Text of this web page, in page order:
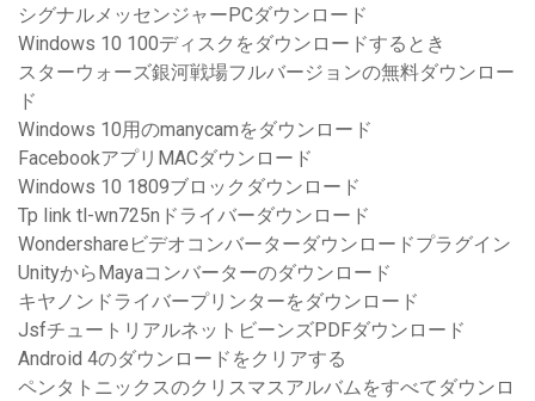
シグナルメッセンジャーPCダウンロード
Windows 10 100ディスクをダウンロードするとき
スターウォーズ銀河戦場フルバージョンの無料ダウンロー
ド
Windows 10用のmanycamをダウンロード
FacebookアプリMACダウンロード
Windows 10 1809ブロックダウンロード
Tp link tl-wn725nドライバーダウンロード
Wondershareビデオコンバーターダウンロードプラグイン
UnityからMayaコンバーターのダウンロード
キヤノンドライバープリンターをダウンロード
JsfチュートリアルネットビーンズPDFダウンロード
Android 4のダウンロードをクリアする
ペンタトニックスのクリスマスアルバムをすべてダウンロ